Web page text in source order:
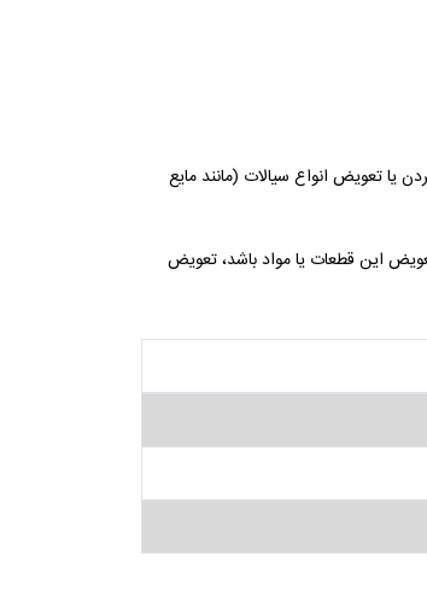
یا تعویض انواع سیالات (مانند مایع
این قطعات یا مواد باشد، تعویض